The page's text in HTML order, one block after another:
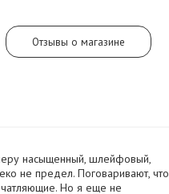
Отзывы о магазине
насыщенный, шлейфовый,
не предел. Поговаривают, что
Но я еще не